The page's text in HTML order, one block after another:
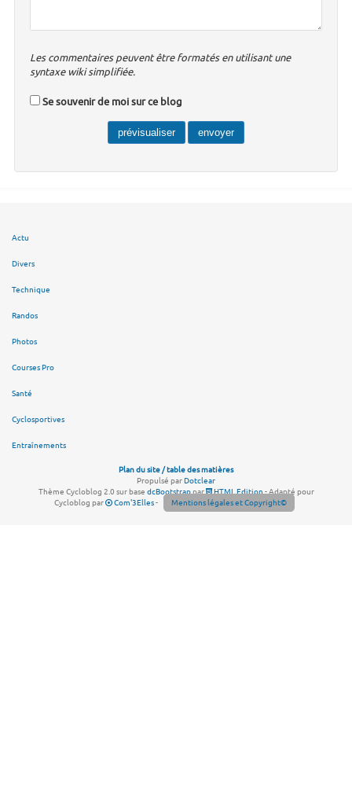
Les commentaires peuvent être formatés en utilisant une
syntaxe wiki simplifiée.
Se souvenir de moi sur ce blog
Actu
Divers
Technique
Randos
Photos
Courses Pro
Santé
Cyclosportives
Entraînements
Plan du site / table des matières
Propulsé parDotclear
Thème Cycloblog 2.0 sur base dcBootstrappar HTML Edition- Adapté pour
Cycloblog par
Com'3Elles- Mentions légales et Copyright©